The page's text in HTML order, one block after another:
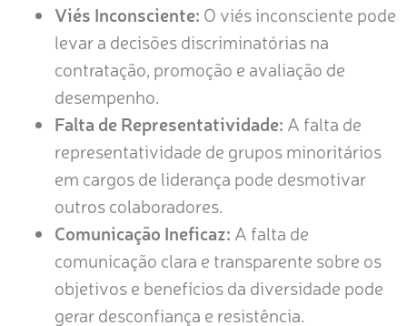
Viés Inconsciente: O viés inconsciente pode
levar a decisões discriminatórias na
contratação, promoção e avaliação de
desempenho.
Falta de Representatividade: A falta de
representatividade de grupos minoritários
em cargos de liderança pode desmotivar
outros colaboradores.
Comunicação Ineficaz: A falta de
comunicação clara e transparente sobre os
objetivos e benefícios da diversidade pode
gerar desconfiança e resistência.